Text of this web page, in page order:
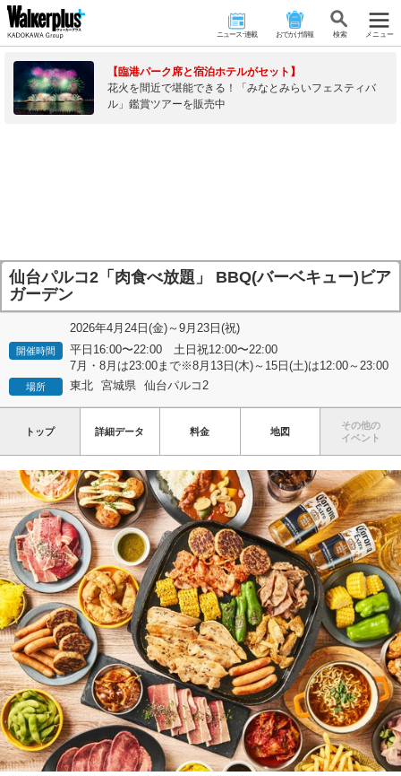
ニュース･連載 おでかけ情報 検 索 メニュー
【臨港パーク席と宿泊ホテルがセット】
花火を間近で堪能できる！「みなとみらいフェスティバ
ル」鑑賞ツアーを販売中
仙台パルコ2「肉食べ放題」 BBQ(バーベキュー)ビア
ガーデン
2026年4月24日(金)～9月23日(祝)
開催時間
平日16:00〜22:00 土日祝12:00〜22:00
7月・8月は23:00まで※8月13日(木)～15日(土)は12:00～23:00
場所 東北 宮城県 仙台パルコ2
トップ 詳細データ 料金 地図
その他の
イベント